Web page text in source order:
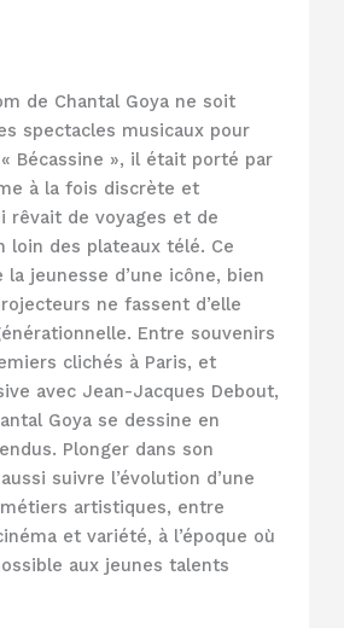
de Chantal Goya ne soit
spectacles musicaux pour
Bécassine », il était porté par
à la fois discrète et
rêvait de voyages et de
loin des plateaux télé. Ce
jeunesse d’une icône, bien
ne fassent d’elle
Entre souvenirs
clichés à Paris, et
avec Jean-Jacques Debout,
Goya se dessine en
Plonger dans son
suivre l’évolution d’une
artistiques, entre
et variété, à l’époque où
aux jeunes talents